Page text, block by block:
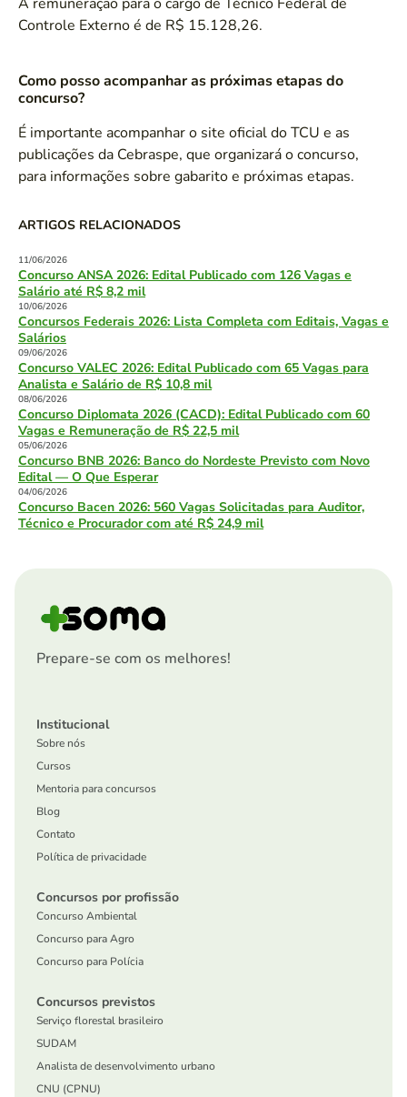
Controle Externo é de R$ 15.128,26.
Como posso acompanhar as próximas etapas do
concurso?
É importante acompanhar o site oficial do TCU e as
publicações da Cebraspe, que organizará o concurso,
para informações sobre gabarito e próximas etapas.
ARTIGOS RELACIONADOS
11/06/2026
Concurso ANSA 2026: Edital Publicado com 126 Vagas e
Salário até R$ 8,2 mil
10/06/2026
Concursos Federais 2026: Lista Completa com Editais, Vagas e
Salários
09/06/2026
Concurso VALEC 2026: Edital Publicado com 65 Vagas para
Analista e Salário de R$ 10,8 mil
08/06/2026
Concurso Diplomata 2026 (CACD): Edital Publicado com 60
Vagas e Remuneração de R$ 22,5 mil
05/06/2026
Concurso BNB 2026: Banco do Nordeste Previsto com Novo
Edital — O Que Esperar
04/06/2026
Concurso Bacen 2026: 560 Vagas Solicitadas para Auditor,
Técnico e Procurador com até R$ 24,9 mil
Prepare-se com os melhores!
Institucional
Sobre nós
Cursos
Mentoria para concursos
Blog
Contato
Política de privacidade
Concursos por profissão
Concurso Ambiental
Concurso para Agro
Concurso para Polícia
Concursos previstos
Serviço florestal brasileiro
SUDAM
Analista de desenvolvimento urbano
CNU (CPNU)